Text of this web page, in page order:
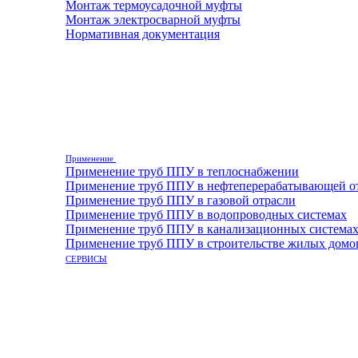
Монтаж термоусадочной муфты
Монтаж электросварной муфты
Нормативная документация
Применение
Применение труб ППУ в теплоснабжении
Применение труб ППУ в нефтеперерабатывающей
Применение труб ППУ в газовой отрасли
Применение труб ППУ в водопроводных системах
Применение труб ППУ в канализационных системах
Применение труб ППУ в строительстве жилых
СЕРВИСЫ